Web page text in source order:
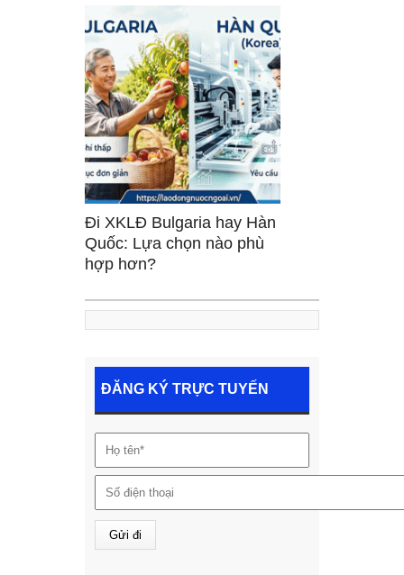
Đi XKLĐ Bulgaria hay Hàn
Quốc: Lựa chọn nào phù
hợp hơn?
ĐĂNG KÝ TRỰC TUYẾN